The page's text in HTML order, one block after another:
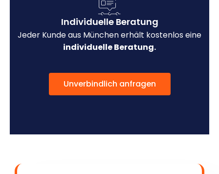
Individuelle Beratung
Jeder Kunde aus München erhält kostenlos eine
individuelle Beratung.
Unverbindlich anfragen